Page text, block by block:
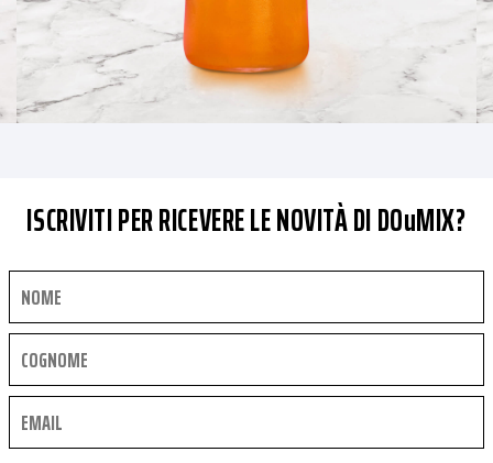
ISCRIVITI PER RICEVERE LE NOVITÀ DI DOuMIX?